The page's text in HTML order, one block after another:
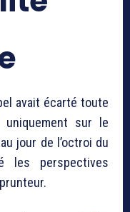
avait écarté toute
sur le
jour de l’octroi du
les perspectives